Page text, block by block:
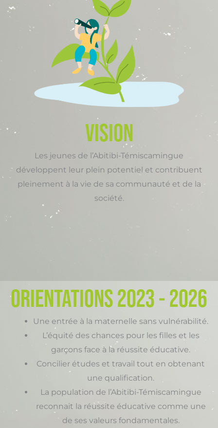
VISION
Les jeunes de l’Abitibi-Témiscamingue
développent leur plein potentiel et contribuent
pleinement à la vie de sa communauté et de la
société.
ORIENTATIONS 2023 - 2026
Une entrée à la maternelle sans vulnérabilité.
L’équité des chances pour les filles et les
garçons face à la réussite éducative.
Concilier études et travail tout en obtenant
une qualification.
La population de l’Abitibi-Témiscamingue
reconnait la réussite éducative comme une
de ses valeurs fondamentales.